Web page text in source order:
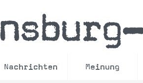
–
Nachrichten Meinung